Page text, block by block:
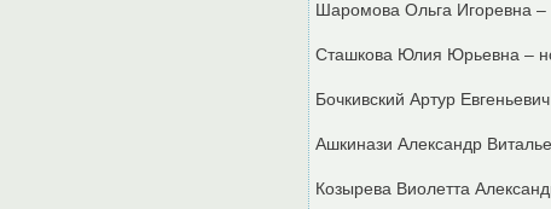
Шаромова Ольга Игоревна
Сташкова Юлия Юрьевна –
Бочкивский Артур
Ашкинази Александр
Козырева Виолетта